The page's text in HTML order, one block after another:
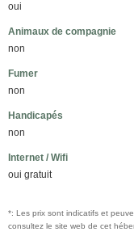
oui
Animaux de compagnie
non
Fumer
non
Handicapés
non
Internet / Wifi
oui gratuit
*: Les prix sont indicatifs et
consultez le site web de cet